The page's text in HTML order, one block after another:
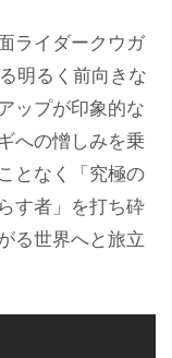
ライダークウガ
明るく前向きな
ップが印象的な
への憎しみを乗
となく「究極の
す者」を打ち砕
る世界へと旅立